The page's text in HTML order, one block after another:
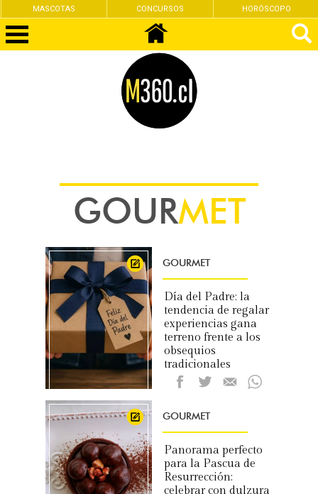
CONCURSOS HORÓSCOPO FEMINISMO
GOURMET
GOURMET
Día del Padre: la
tendencia de regalar
experiencias gana
terreno frente a los
obsequios
tradicionales
GOURMET
Panorama perfecto
para la Pascua de
Resurrección:
celebrar con dulzura